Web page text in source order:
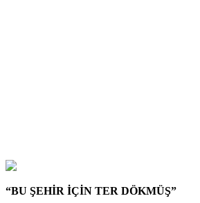
“BU ŞEHİR İÇİN TER DÖKMÜŞ”